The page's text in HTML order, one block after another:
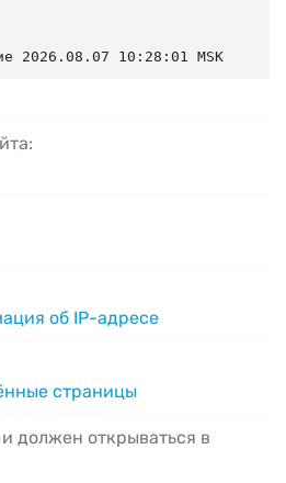
2026.08.07 10:28:01 MSK
об IP-адресе
страницы
должен открываться в